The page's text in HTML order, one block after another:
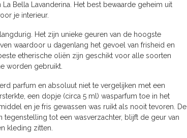
Bella Lavanderina. Het best bewaarde geheim uit
je interieur.
Het zijn unieke geuren van de hoogste
waardoor u dagenlang het gevoel van frisheid en
etherische oliën zijn geschikt voor alle soorten
worden gebruikt.
parfum en absoluut niet te vergelijken met een
een dopje (circa 5 ml) wasparfum toe in het
en je fris gewassen was ruikt als nooit tevoren. De
tot een wasverzachter, blijft de geur van
kleding zitten.